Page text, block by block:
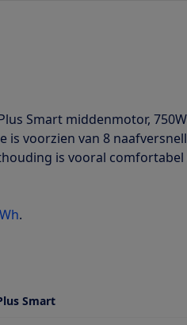
Smart middenmotor,
is voorzien van 8
is vooral
.
Smart